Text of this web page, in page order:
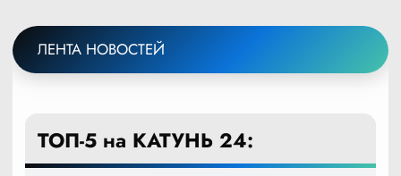
ЛЕНТА НОВОСТЕЙ
ТОП-5 на КАТУНЬ 24: